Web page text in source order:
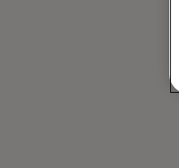
s hercami a nahliadnite do